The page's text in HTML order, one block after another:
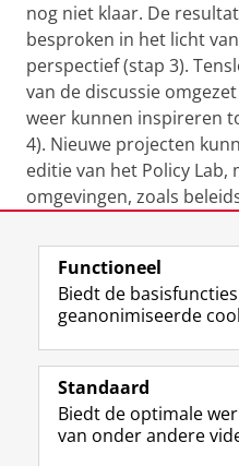
nog niet klaar. De
besproken in het licht
perspectief (stap 3).
van de discussie
weer kunnen inspireren
4). Nieuwe projecten
editie van het Policy
omgevingen, zoals
Laatst gewijzigd: 02 juli
Volg de RUG
Studiekiezers
Functioneel
Biedt de
geanonimiseerde
Standaard
Biedt de optimale
van onder andere